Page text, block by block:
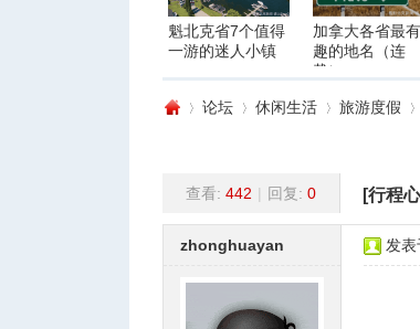
魁北克省7个值得
一游的迷人小镇
加拿大各省最有
趣的地名（连
载）
»
论坛
›
休闲生活 旅游度假
›
查看: 442 | 回复: 0 [行程
zhonghuayan 发